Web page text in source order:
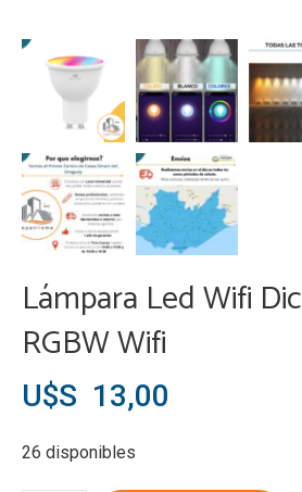
Lámpara Led Wifi
RGBW Wifi
U$S 13,00
26 disponibles